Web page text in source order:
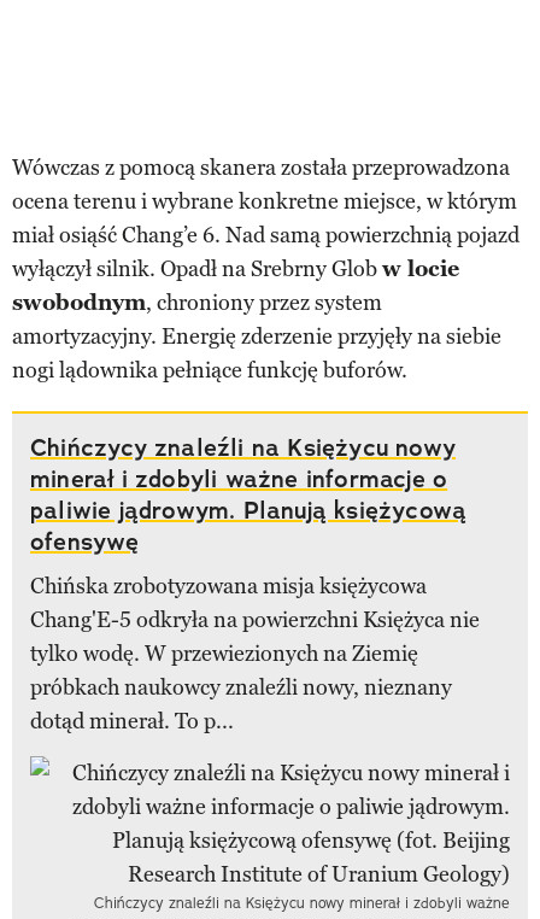
Wówczas z pomocą skanera została przeprowadzona
ocena terenu i wybrane konkretne miejsce, w którym
miał osiąść Chang’e 6. Nad samą powierzchnią pojazd
wyłączył silnik. Opadł na Srebrny Globw locie
swobodnym, chroniony przez system
amortyzacyjny. Energię zderzenie przyjęły na siebie
nogi lądownika pełniące funkcję buforów.
Chińczycy znaleźli na Księżycu nowy
minerał i zdobyli ważne informacje o
paliwie jądrowym. Planują księżycową
ofensywę
Chińska zrobotyzowana misja księżycowa
Chang'E-5 odkryła na powierzchni Księżyca nie
tylko wodę. W przewiezionych na Ziemię
próbkach naukowcy znaleźli nowy, nieznany
dotąd minerał. To p...
Chińczycy znaleźli na Księżycu nowy minerał i zdobyli ważne